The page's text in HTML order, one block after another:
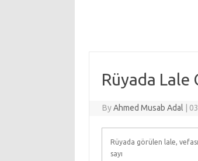
Rüyada Lale
ByAhmed Musab Adal
Rüyada görülen lale,
sayı